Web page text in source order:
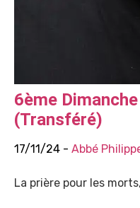
6ème
(Transféré)
17/11/24 - Abbé
La prière pour les